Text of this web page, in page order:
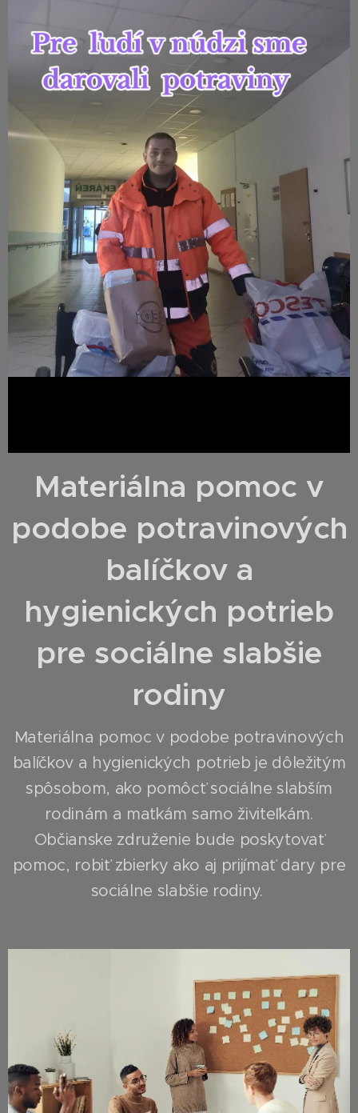
Materiálna pomoc v
podobe potravinových
balíčkov a
hygienických potrieb
pre sociálne slabšie
rodiny
Materiálna pomoc v podobe potravinových
balíčkov a hygienických potrieb je dôležitým
spôsobom, ako pomôcť sociálne slabším
rodinám a matkám samo živiteľkám.
Občianske združenie bude poskytovať
pomoc, robiť zbierky ako aj prijímať dary pre
sociálne slabšie rodiny.